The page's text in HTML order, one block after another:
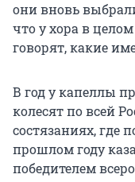
они вновь
что у хора в
говорят, какие
В год у капеллы
колесят по всей
состязаниях, где
прошлом году
победителем